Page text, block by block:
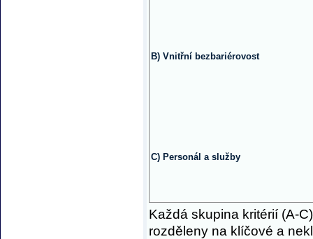
B) Vnitřní bezbariérovost
C) Personál a služby
Každá skupina kritérií (A-
rozděleny na klíčové a